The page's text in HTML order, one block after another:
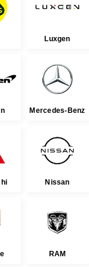
Luxgen
Mercedes-Benz
Nissan
RAM